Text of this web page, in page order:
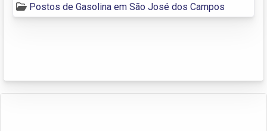
Postos de Gasolina em São José dos Campos